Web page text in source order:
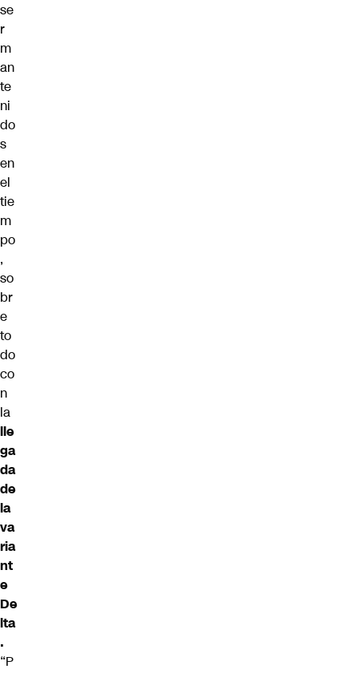
se
r
m
an
te
ni
do
s
en
el
tie
m
po
,
so
br
e
to
do
co
n
la
lle
ga
da
de
la
va
ria
nt
e
De
lta
.
“P